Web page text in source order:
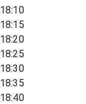
18:10
18:15
18:20
18:25
18:30
18:35
18:40